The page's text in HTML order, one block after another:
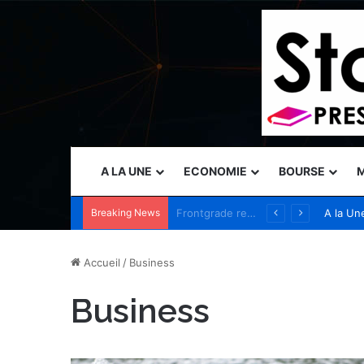
A LA UNE ECONOMIE BOURSE
Breaking News Vercel nomme Amit Agarwal, CEO de Standard Template Labs et ancien président de Datadog, au conseil d’administration A la
Accueil / Business
Business